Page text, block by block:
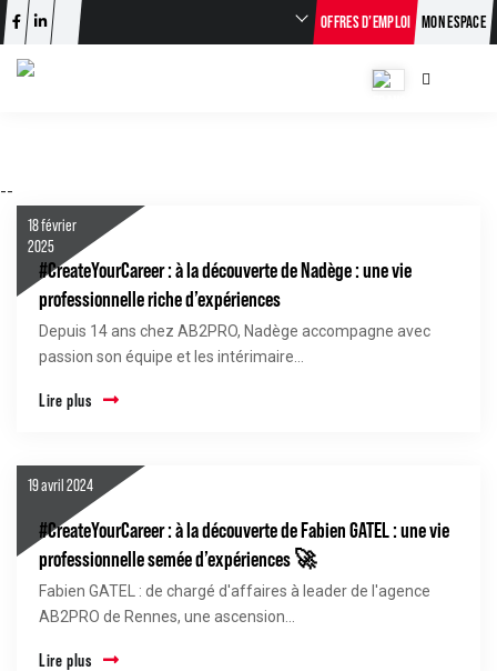
OFFRES D’EMPLOI MON ESPACE
--
18 février
2025
#CreateYourCareer : à la découverte de Nadège : une vie
professionnelle riche d’expériences
Depuis 14 ans chez AB2PRO, Nadège accompagne avec
passion son équipe et les intérimaire...
Lire plus
19 avril 2024
#CreateYourCareer : à la découverte de Fabien GATEL : une vie
professionnelle semée d’expériences 🚀
Fabien GATEL : de chargé d'affaires à leader de l'agence
AB2PRO de Rennes, une ascension...
Lire plus